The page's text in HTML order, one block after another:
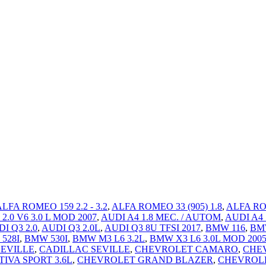
ROMEO 159 2.2 - 3.2, ALFA ROMEO 33 (905) 1.8, ALFA
V6 3.0 L MOD 2007, AUDI A4 1.8 MEC. / AUTOM, AUDI A4
Q3 2.0, AUDI Q3 2.0L, AUDI Q3 8U TFSI 2017, BMW 116,
, BMW 530I, BMW M3 L6 3.2L, BMW X3 L6 3.0L MOD 2005
, CADILLAC SEVILLE, CHEVROLET CAMARO,
SPORT 3.6L, CHEVROLET GRAND BLAZER,